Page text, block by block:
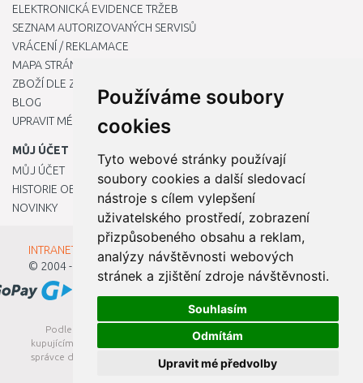
Používáme soubory
cookies
Tyto webové stránky používají
soubory cookies a další sledovací
nástroje s cílem vylepšení
uživatelského prostředí, zobrazení
přizpůsobeného obsahu a reklam,
analýzy návštěvnosti webových
stránek a zjištění zdroje návštěvnosti.
Souhlasím
Odmítám
Upravit mé předvolby
ELEKTRONICKÁ EVIDENCE TRŽEB
SEZNAM AUTORIZOVANÝCH SERVISŮ
VRÁCENÍ / REKLAMACE
MAPA STRÁNKY
ZBOŽÍ DLE ZNAČEK
BLOG
UPRAVIT MÉ PŘEDVOLBY COOKIES
MŮJ ÚČET
MŮJ ÚČET
HISTORIE OBJEDNÁVEK
NOVINKY
INTRANET - Přihlášení pro zaměstnance
© 2004 - 2026
Kamody s.r.o.
Podle zákona o evidenci tržeb je prodávající povinen vystavit
kupujícímu účtenku. Zároveň je povinen zaevidovat přijatou tržbu u
správce daně online; v případě technického výpadku pak nejpozději
do 48 hodin.